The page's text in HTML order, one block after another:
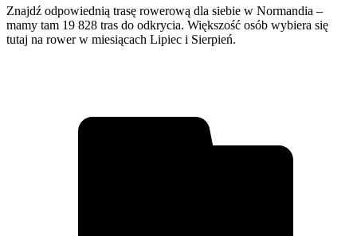
Znajdź odpowiednią trasę rowerową dla siebie w Normandia –
mamy tam 19 828 tras do odkrycia. Większość osób wybiera się
tutaj na rower w miesiącach Lipiec i Sierpień.